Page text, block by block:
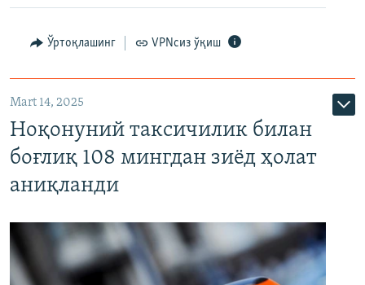
Ўртоқлашинг VPNсиз ўқиш
Mart 14, 2025
Ноқонуний таксичилик билан
боғлиқ 108 мингдан зиёд ҳолат
аниқланди